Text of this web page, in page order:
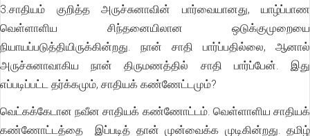
3.சாதியம் குறித்த அருச்சுனாவின் பார்வையானது, யாழ்ப்பாண
வெள்ளாளிய சிந்தனையிலான ஒடுக்குமுறையை
நியாயப்படுத்தியிருக்கின்றது. நான் சாதி பார்ப்பதில்லை, ஆனால்
அருச்சுனாவாகிய நான் திருமணத்தில் சாதி பார்ப்பேன். இது
எப்படிப்பட்ட தர்க்கமும், சாதியக் கண்ணேட்டமும்?
வெட்கக்கேடான நவீன சாதியக் கண்ணோட்டம். வெள்ளாளிய சாதியக்
கண்ணோட்டத்தை இப்படித் தான் முன்வைக்க முடிகின்றது. தமிழ்